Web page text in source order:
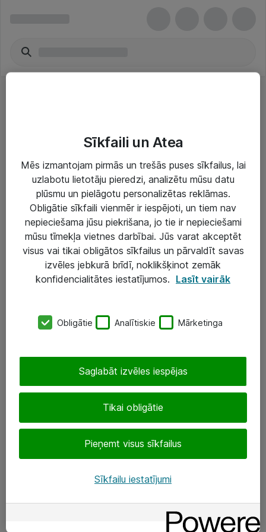
Risinājumi & Pakalpojumi
IT serviss un atbalsts
IT infrastruktūra
Darba vietu IT risinājumi
SIA „ATEA”
+(371) 67 81 90 50
eShop@atea.lv
Sekojiet mums
Sīkfaili un Atea
Mēs izmantojam pirmās un trešās puses sīkfailus, lai
uzlabotu lietotāju pieredzi, analizētu mūsu datu
plūsmu un pielāgotu personalizētas reklāmas.
Obligātie sīkfaili vienmēr ir iespējoti, un tiem nav
nepieciešama jūsu piekrišana, jo tie ir nepieciešami
mūsu tīmekļa vietnes darbībai. Jūs varat akceptēt
visus vai tikai obligātos sīkfailus un pārvaldīt savas
izvēles jebkurā brīdī, noklikšķinot zemāk
konfidencialitātes iestatījumos. Lasīt vairāk
Obligātie Analītiskie Mārketinga
Tikai obligātie
Pieņemt visus sīkfailus
Saglabāt izvēles iespējas
Sīkfailu iestatījumi